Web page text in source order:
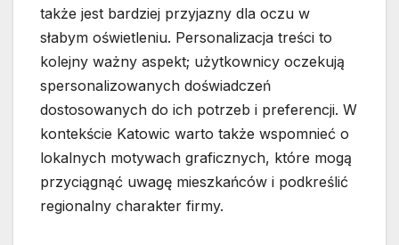
także jest bardziej przyjazny dla oczu w
słabym oświetleniu. Personalizacja treści to
kolejny ważny aspekt; użytkownicy oczekują
spersonalizowanych doświadczeń
dostosowanych do ich potrzeb i preferencji. W
kontekście Katowic warto także wspomnieć o
lokalnych motywach graficznych, które mogą
przyciągnąć uwagę mieszkańców i podkreślić
regionalny charakter firmy.